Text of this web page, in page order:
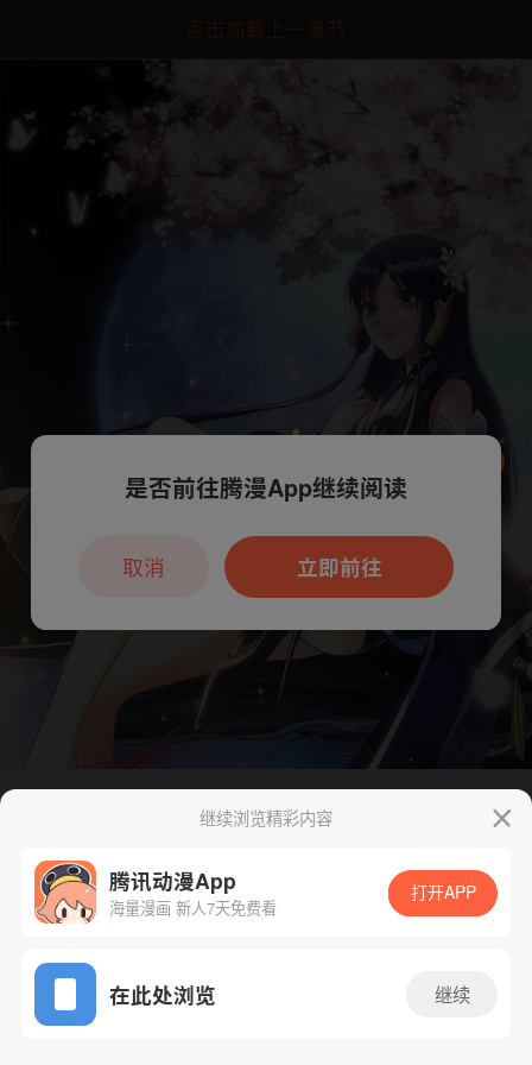
点击加载上一章节
App免费看
腾漫App免费看
继续浏览精彩内容
腾讯动漫App
海量漫画 新人7天免费看
打开APP
在此处浏览 继续
本章节仅支持App阅读，可打开App新用
户7天免费看
是否前往腾漫App继续阅读
立即前往
取消